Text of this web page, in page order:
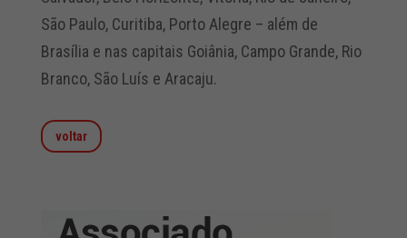
São Paulo, Curitiba, Porto Alegre – além de
Brasília e nas capitais Goiânia, Campo Grande, Rio
Branco, São Luís e Aracaju.
voltar